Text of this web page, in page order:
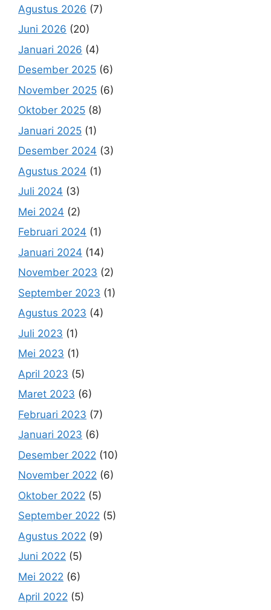
Agustus 2026 (7)
Juni 2026 (20)
Januari 2026 (4)
Desember 2025 (6)
November 2025 (6)
Oktober 2025 (8)
Januari 2025 (1)
Desember 2024 (3)
Agustus 2024 (1)
Juli 2024 (3)
Mei 2024 (2)
Februari 2024 (1)
Januari 2024 (14)
November 2023 (2)
September 2023 (1)
Agustus 2023 (4)
Juli 2023 (1)
Mei 2023 (1)
April 2023 (5)
Maret 2023 (6)
Februari 2023 (7)
Januari 2023 (6)
Desember 2022 (10)
November 2022 (6)
Oktober 2022 (5)
September 2022 (5)
Agustus 2022 (9)
Juni 2022 (5)
Mei 2022 (6)
April 2022 (5)